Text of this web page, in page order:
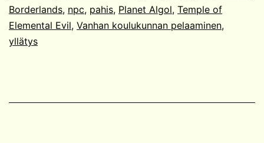
Borderlands, npc, pahis, Planet Algol, Temple of
Elemental Evil, Vanhan koulukunnan pelaaminen,
yllätys